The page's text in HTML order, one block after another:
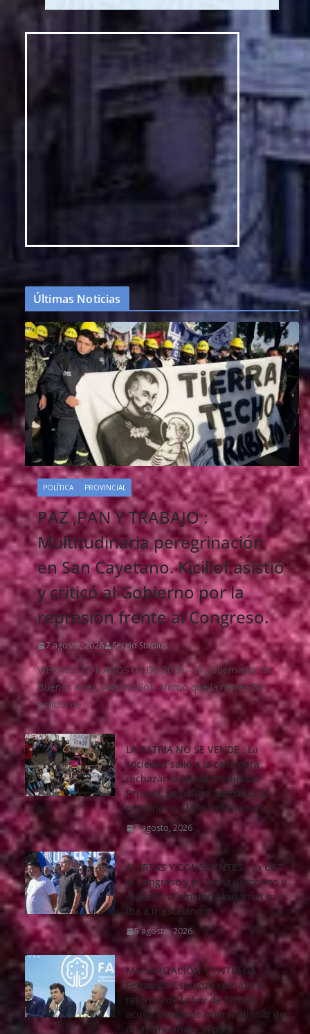
Últimas Noticias
POLÍTICA PROVINCIAL
PAZ ,PAN Y TRABAJO :
Multitudinaria peregrinación
en San Cayetano. Kicillof asistió
y criticó al Gobierno por la
represión frente al Congreso.
7 agosto, 2026 Sergio Stadius
VIERNES 7 DE AGOSTO DE 2026 – El gobernador de
Buenos Aires, Axel Kicillof, afirmó que la represión
policial de
LA PATRIA NO SE VENDE : La
sociedad salió a la calle para
rechazar la ley de Propiedad
Privada. La policía arrestó a 12
personas en la manifestación.-
7 agosto, 2026
ALERTAS Y CONSCIENTES : La CGT
al Congreso y en lucha. Jerónimo y
Arguello afirmaron “Avisamos que
iba a ir escalando”
5 agosto, 2026
MALVINIZACIÖN Y ENTREGA :
Fernando Espinoza rechazó la
reforma de la Ley de Tierras y
acusó a Milei de querer «llenar de
otras Malvinas» al país.-